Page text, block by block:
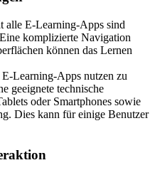
alle E-Learning-Apps sind
komplizierte Navigation
können das Lernen
Learning-Apps nutzen zu
geeignete technische
oder Smartphones sowie
Dies kann für einige Benutzer